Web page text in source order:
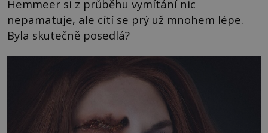
Hemmeer si z průběhu vymítání nic
nepamatuje, ale cítí se prý už mnohem lépe.
Byla skutečně posedlá?